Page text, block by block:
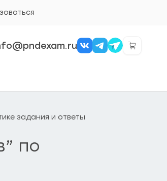
задания и ответы
по